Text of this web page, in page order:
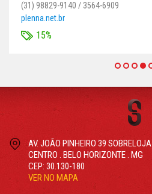
(31) 98829-9140 / 3564-6909
plenna.net.br
15%
AV. JOÃO PINHEIRO 39 SOBRELOJA
CENTRO . BELO HORIZONTE . MG
CEP: 30.130-180
VER NO MAPA